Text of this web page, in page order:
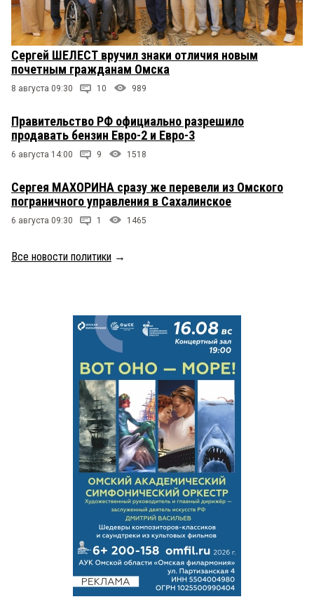
Сергей ШЕЛЕСТ вручил знаки отличия новым
почетным гражданам Омска
8 августа 09:30 10 989
Правительство РФ официально разрешило
продавать бензин Евро-2 и Евро-3
6 августа 14:00 9 1518
Сергея МАХОРИНА сразу же перевели из Омского
пограничного управления в Сахалинское
6 августа 09:30 1 1465
Все новости политики →